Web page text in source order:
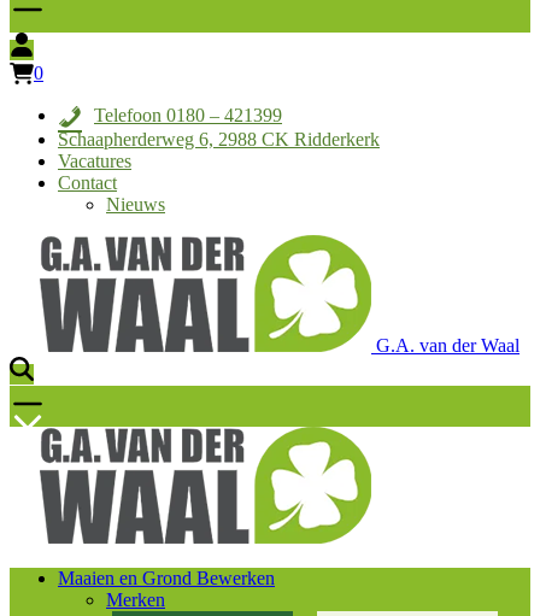
0
Telefoon 0180 – 421399
Schaapherderweg 6, 2988 CK Ridderkerk
Vacatures
Contact
Nieuws
G.A. van der Waal
Maaien en Grond Bewerken
Merken